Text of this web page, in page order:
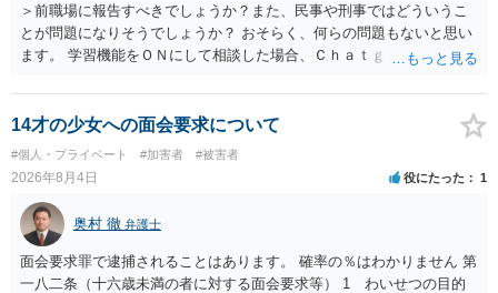
＞前職場に報告すべきでしょうか？また、民事や刑事ではどういうこ
とが問題になりそうでしょうか？ おそらく、何らの問題もないと思い
ます。 学習機能をＯＮにして相談した場合、Ｃｈａｔｇｐｔがｏｐｅ
する可能性がありますが、個人名や会社名を特定していない限り、一
般論として抽象化されて回答に織り込まれる可能性が生じるにすぎま
せんので、その情報自体が、秘密情報に当たるとは思えませんし、名
誉棄損として、個人や会社に対する誹謗中傷の不特定多数への公開に
当たるとも思われません。 もちろん、誰がその内容をｃｈａｔｇｐｔ
に入力したかも第三者にしられることはないので、個人や会社の特定
をせずに書き込んだことで（おそらく特定して書き込んだとして
も）、相談者さんが刑事民事の責任に問われることはないでしょう。
私見ながらご参考まで。
14才の少女への面会要求について
#個人・プライベート #加害者 #被害者
2026年8月4日 役にたった 1
奥村 徹 弁護士
面会要求罪で逮捕されることはあります。 確率の％はわかりません 第
一八二条（十六歳未満の者に対する面会要求等） 1 わいせつの目的